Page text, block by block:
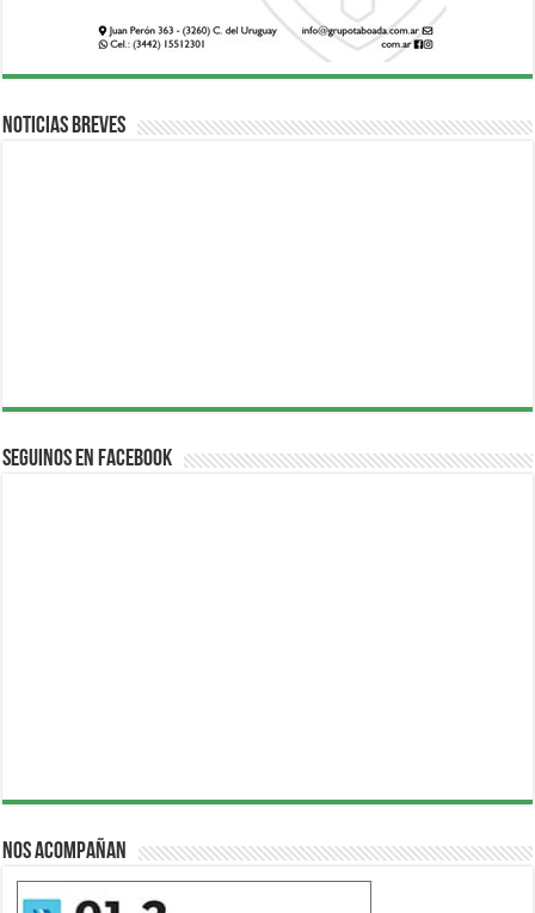
Noticias breves
Seguinos en Facebook
Nos acompañan